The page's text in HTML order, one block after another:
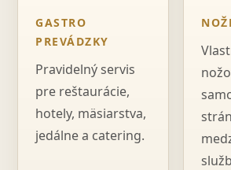
GASTRO
PREVÁDZKY
Pravidelný servis
pre reštaurácie,
hotely, mäsiarstva,
jedálne a catering.